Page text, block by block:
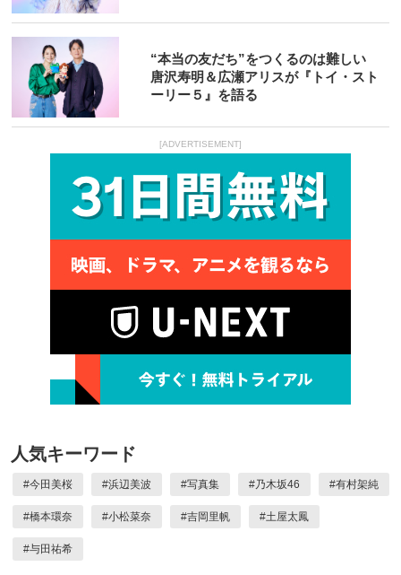
“本当の友だち”をつくるのは難しい
唐沢寿明＆広瀬アリスが『トイ・スト
ーリー５』を語る
[ADVERTISEMENT]
人気キーワード
#今田美桜 #浜辺美波 #写真集 #乃木坂46 #有村架純
#橋本環奈 #小松菜奈 #吉岡里帆 #土屋太鳳
#与田祐希